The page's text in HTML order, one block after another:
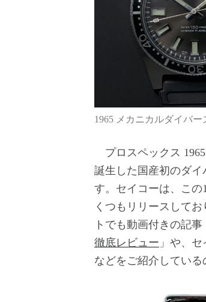
1965 メカニカルダイバー
プロスペックス
誕生した国産初のダ
す。セイコーは、こ
くつもリリースして
トでも動画付きの記事
徹底レビュー 」や、
などをご紹介している